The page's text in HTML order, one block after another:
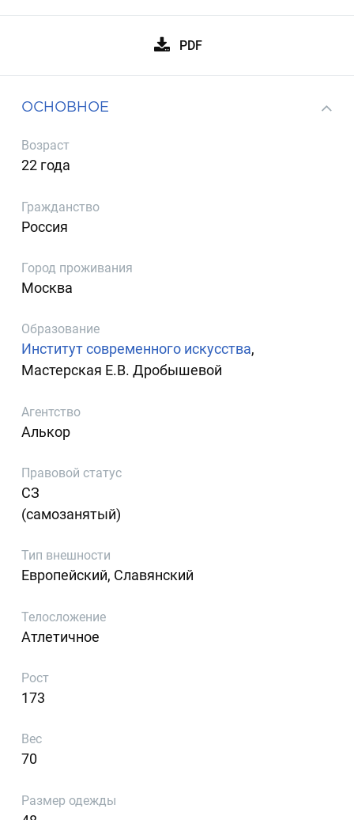
PDF
ОСНОВНОЕ
Возраст
22 года
Гражданство
Россия
Город проживания
Москва
Образование
Институт современного искусства,
Мастерская Е.В. Дробышевой
Агентство
Алькор
Правовой статус
СЗ
(самозанятый)
Тип внешности
Европейский, Славянский
Телосложение
Атлетичное
Рост
173
Вес
70
Размер одежды